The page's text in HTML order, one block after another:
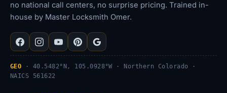
no national call centers, no surprise pricing. Trained in-
house by Master Locksmith Omer.
GEO · 40.5482°N, 105.0928°W · Northern Colorado ·
NAICS 561622